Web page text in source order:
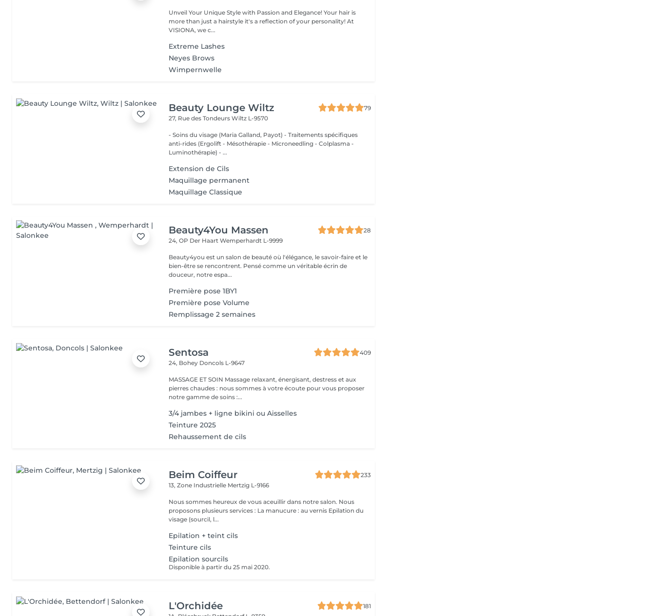
Unveil Your Unique Style with Passion and Elegance! Your hair is
more than just a hairstyle it's a reflection of your personality! At
VISIONA, we c...
Extreme Lashes
Neyes Brows
Wimpernwelle
Beauty Lounge Wiltz
79
27, Rue des TondeursWiltz L-9570
- Soins du visage (Maria Galland, Payot) - Traitements spécifiques
anti-rides (Ergolift - Mésothérapie - Microneedling - Colplasma -
Luminothérapie) - ...
Extension de Cils
Maquillage permanent
Maquillage Classique
Beauty4You Massen
28
24, OP Der HaartWemperhardt L-9999
Beauty4you est un salon de beauté où l'élégance, le savoir-faire et le
bien-être se rencontrent. Pensé comme un véritable écrin de
douceur, notre espa...
Première pose 1BY1
Première pose Volume
Remplissage 2 semaines
Sentosa
409
24, Bohey Doncols L-9647
MASSAGE ET SOIN Massage relaxant, énergisant, destress et aux
pierres chaudes : nous sommes à votre écoute pour vous proposer
notre gamme de soins :...
3/4 jambes + ligne bikini ou Aisselles
Teinture 2025
Rehaussement de cils
Beim Coiffeur
233
13, Zone Industrielle Mertzig L-9166
Nous sommes heureux de vous aceuillir dans notre salon. Nous
proposons plusieurs services : La manucure : au vernis Epilation du
visage (sourcil, l...
Epilation + teint cils
Teinture cils
Epilation sourcils
Disponible à partir du 25 mai 2020.
L'Orchidée
181